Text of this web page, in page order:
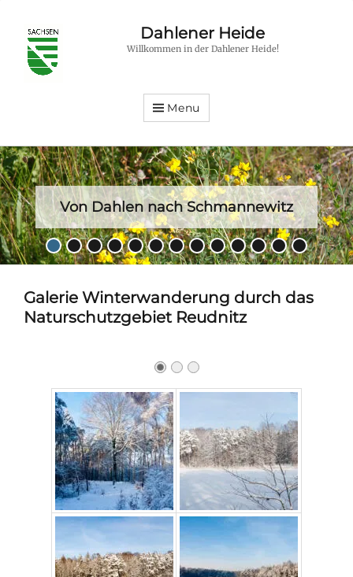
Dahlener Heide
Willkommen in der Dahlener Heide!
Menu
• • • • • • • • • • • • •
Von Dahlen nach Schmannewitz
Posted
on
By
hfroehlich
Galerie Winterwanderung durch das
Naturschutzgebiet Reudnitz